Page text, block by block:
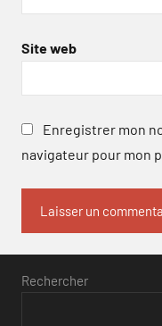
Site web
Enregistrer mon
navigateur pour mon
Rechercher